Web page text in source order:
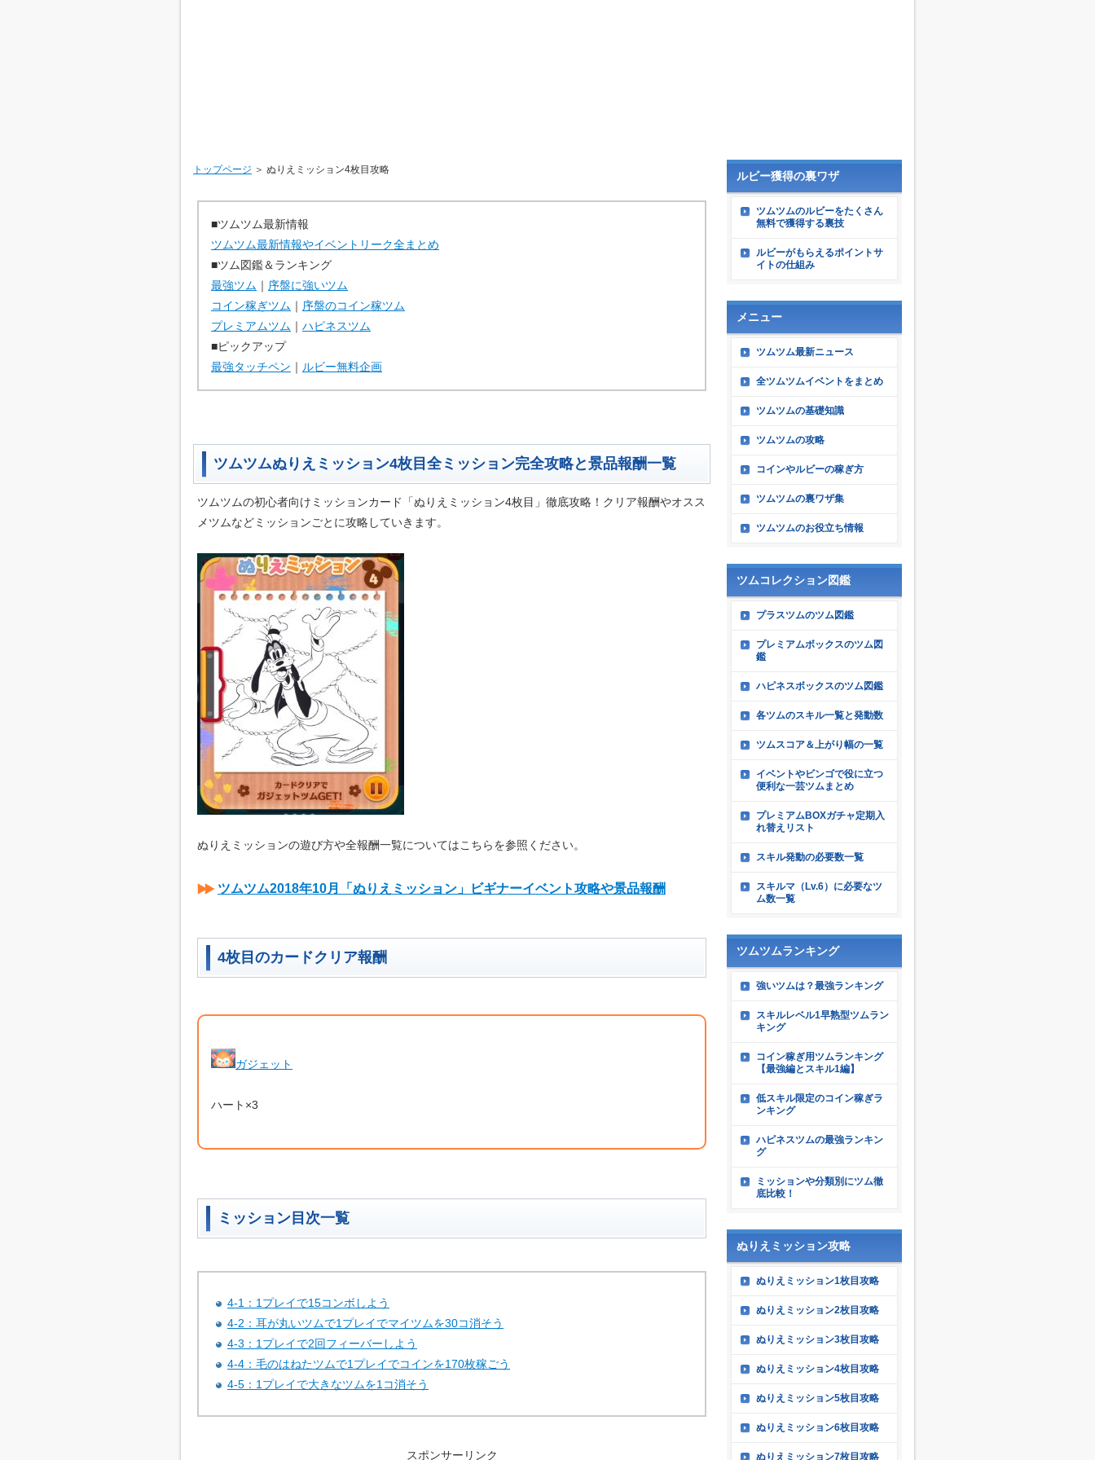
トップページ ＞ ぬりえミッション4枚目攻略
■ツムツム最新情報
ツムツム最新情報やイベントリーク全まとめ
■ツム図鑑＆ランキング
最強ツム ｜ 序盤に強いツム
コイン稼ぎツム ｜ 序盤のコイン稼ツム
プレミアムツム ｜ ハピネスツム
■ピックアップ
最強タッチペン ｜ ルビー無料企画
ツムツムぬりえミッション4枚目全ミッション完全攻略と景品報酬一覧
ツムツムの初心者向けミッションカード「ぬりえミッション4枚目」徹底攻略！クリア報酬やオスス
メツムなどミッションごとに攻略していきます。
ぬりえミッションの遊び方や全報酬一覧についてはこちらを参照ください。
ツムツム2018年10月「ぬりえミッション」ビギナーイベント攻略や景品報酬
4枚目のカードクリア報酬
ガジェット
ハート×3
ミッション目次一覧
4-1：1プレイで15コンボしよう
4-2：耳が丸いツムで1プレイでマイツムを30コ消そう
4-3：1プレイで2回フィーバーしよう
4-4：毛のはねたツムで1プレイでコインを170枚稼ごう
4-5：1プレイで大きなツムを1コ消そう
スポンサーリンク
ルビー獲得の裏ワザ
ツムツムのルビーをたくさん
無料で獲得する裏技
ルビーがもらえるポイントサ
イトの仕組み
メニュー
ツムツム最新ニュース
全ツムツムイベントをまとめ
ツムツムの基礎知識
ツムツムの攻略
コインやルビーの稼ぎ方
ツムツムの裏ワザ集
ツムツムのお役立ち情報
ツムコレクション図鑑
プラスツムのツム図鑑
プレミアムボックスのツム図
鑑
ハピネスボックスのツム図鑑
各ツムのスキル一覧と発動数
ツムスコア＆上がり幅の一覧
イベントやビンゴで役に立つ
便利な一芸ツムまとめ
プレミアムBOXガチャ定期入
れ替えリスト
スキル発動の必要数一覧
スキルマ（Lv.6）に必要なツ
ム数一覧
ツムツムランキング
強いツムは？最強ランキング
スキルレベル1早熟型ツムラン
キング
コイン稼ぎ用ツムランキング
【最強編とスキル1編】
低スキル限定のコイン稼ぎラ
ンキング
ハピネスツムの最強ランキン
グ
ミッションや分類別にツム徹
底比較！
ぬりえミッション攻略
ぬりえミッション1枚目攻略
ぬりえミッション2枚目攻略
ぬりえミッション3枚目攻略
ぬりえミッション4枚目攻略
ぬりえミッション5枚目攻略
ぬりえミッション6枚目攻略
ぬりえミッション7枚目攻略